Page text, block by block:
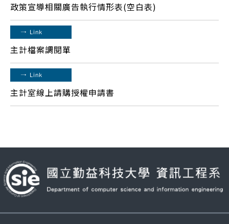
政策宣導相關廣告執行情形表(空白表)
→ Link
主計檔案調閱單
→ Link
主計室線上請購授權申請書